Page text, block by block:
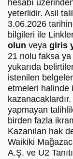
hesabı
yeterlidir. Asil
3.06.2026
bilgileri ile
olun veya giris
21 nolu faksa ya
yukarıda
istenilen
etmeleri halinde
yapmayan
birden fazla
Kazanılan hak
Waikiki
A.Ş. ve U2